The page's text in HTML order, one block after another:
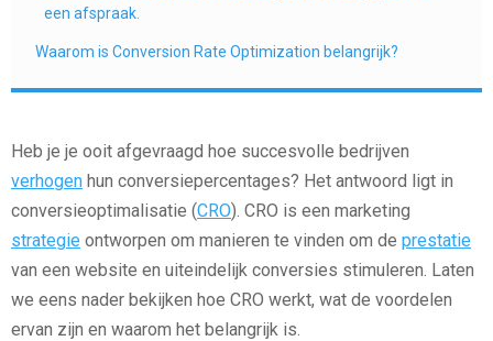
een afspraak.
Waarom is Conversion Rate Optimization belangrijk?
Heb je je ooit afgevraagd hoe succesvolle bedrijven
verhogen hun conversiepercentages? Het antwoord ligt in
conversieoptimalisatie (CRO). CRO is een marketing
strategie ontworpen om manieren te vinden om de prestatie
van een website en uiteindelijk conversies stimuleren. Laten
we eens nader bekijken hoe CRO werkt, wat de voordelen
ervan zijn en waarom het belangrijk is.